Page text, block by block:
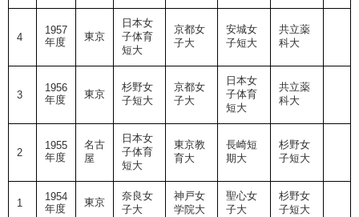
4
1957
年度
東京
日本女
子体育
短大
京都女
子大
安城女
子短大
共立薬
科大
3
1956
年度
東京
杉野女
子短大
京都女
子大
日本女
子体育
短大
共立薬
科大
2
1955
年度
名古
屋
日本女
子体育
短大
東京教
育大
長崎短
期大
杉野女
子短大
1
1954
年度
東京
奈良女
子大
神戸女
学院大
聖心女
子大
杉野女
子短大